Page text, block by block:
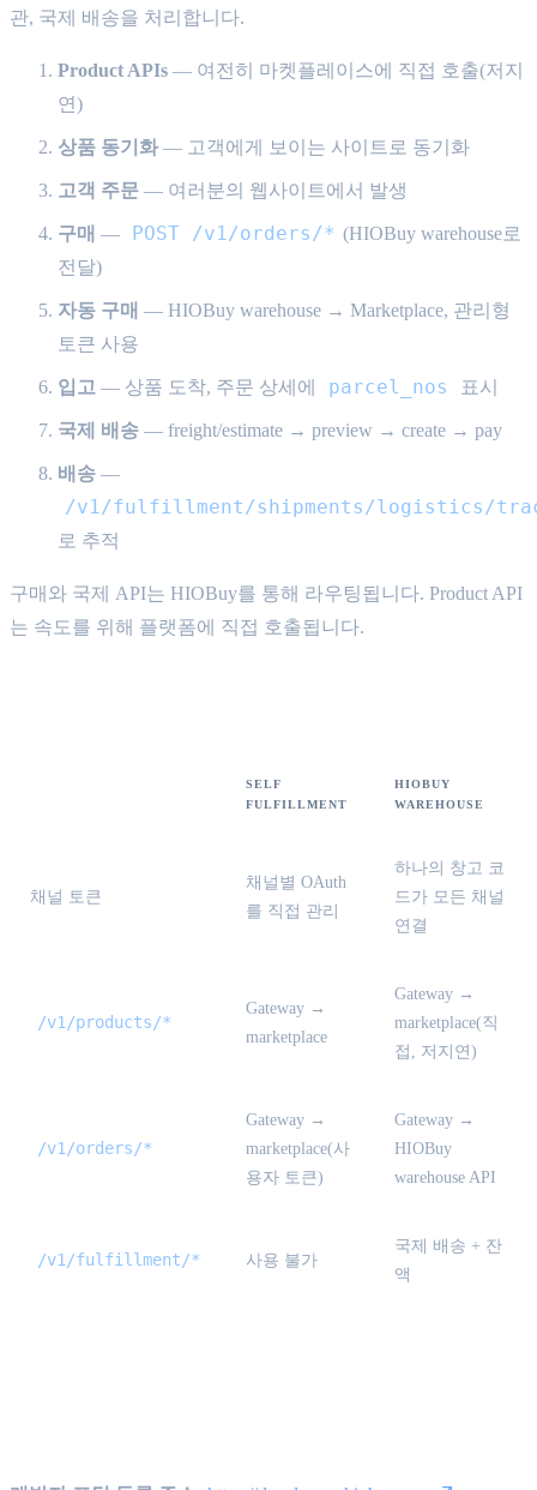
관, 국제 배송을 처리합니다.
Product APIs — 여전히 마켓플레이스에 직접 호출(저지
연)
상품 동기화— 고객에게 보이는 사이트로 동기화
고객 주문 — 여러분의 웹사이트에서 발생
구매 — POST /v1/orders/* (HIOBuy warehouse로
전달)
자동 구매 — HIOBuy warehouse → Marketplace, 관리형
토큰 사용
입고 — 상품 도착, 주문 상세에 parcel_nos 표시
국제 배송 — freight/estimate → preview → create → pay
배송 —
/v1/fulfillment/shipments/logistics/
로 추적
구매와 국제 API는 HIOBuy를 통해 라우팅됩니다. Product API
는 속도를 위해 플랫폼에 직접 호출됩니다.
SELF
FULFILLMENT
HIOBUY
WAREHOUSE
채널 토큰
채널별 OAuth
를 직접 관리
하나의 창고 코
드가 모든 채널
연결
/v1/products/*
Gateway →
marketplace
Gateway →
marketplace(직
접, 저지연)
/v1/orders/*
Gateway →
marketplace(사
용자 토큰)
Gateway →
HIOBuy
warehouse API
/v1/fulfillment/* 사용 불가
국제 배송 + 잔
액